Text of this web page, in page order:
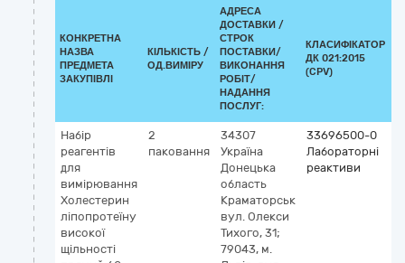
КОНКРЕТНА
НАЗВА
ПРЕДМЕТА
ЗАКУПІВЛІ
КІЛЬКІСТЬ /
ОД.ВИМІРУ
АДРЕСА
ДОСТАВКИ /
СТРОК
ПОСТАВКИ/
ВИКОНАННЯ
РОБІТ/
НАДАННЯ
ПОСЛУГ:
КЛАСИФІКАТОР
ДК 021:2015
(CPV)
Набір
реагентів
для
вимірювання
Холестерин
ліпопротеїну
високої
щільності
2
паковання
34307
Україна
Донецька
область
Краматорськ
вул. Олекси
Тихого, 31;
79043, м.
33696500-0
Лабораторні
реактиви